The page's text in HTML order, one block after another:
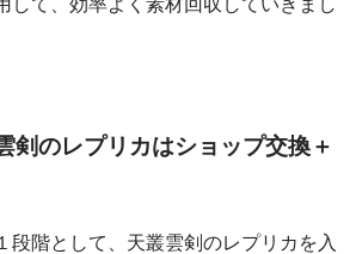
して、効率よく素材回収していきまし
剣のレプリカはショップ交換＋
段階として、天叢雲剣のレプリカを入